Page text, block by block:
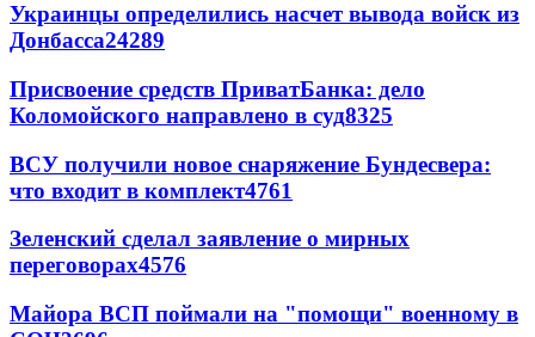
Украинцы определились насчет вывода войск из
Донбасса24289
Присвоение средств ПриватБанка: дело
Коломойского направлено в суд8325
ВСУ получили новое снаряжение Бундесвера:
что входит в комплект4761
Зеленский сделал заявление о мирных
переговорах4576
Майора ВСП поймали на "помощи" военному в